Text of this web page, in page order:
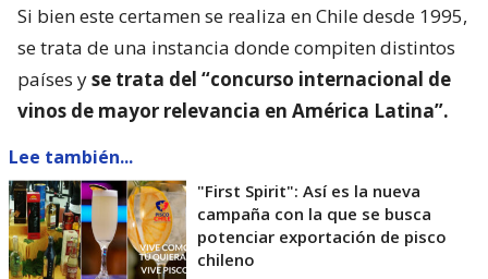
Si bien este certamen se realiza en Chile desde 1995,
se trata de una instancia donde compiten distintos
países yse trata del “concurso internacional de
vinos de mayor relevancia en América Latina”.
Lee también...
"First Spirit": Así es la nueva
campaña con la que se busca
potenciar exportación de pisco
chileno